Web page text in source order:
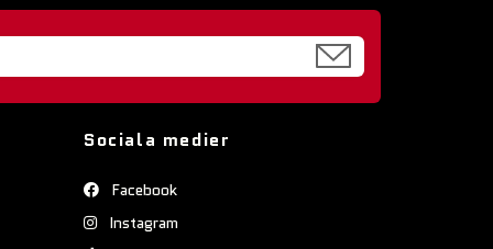
Sociala medier
Facebook
Instagram